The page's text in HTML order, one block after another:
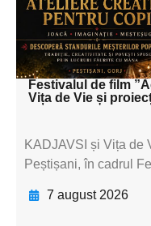
textul
Festivalul de film
Vița de Vie și
KADJAVSI și Vița de
Peștișani, în cadrul
7 august 2026